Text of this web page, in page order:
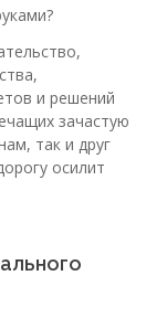
и решений
зачастую
так и друг
осилит